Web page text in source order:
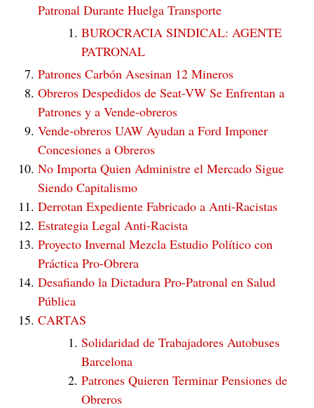
Patronal Durante Huelga Transporte
BUROCRACIA SINDICAL: AGENTE
PATRONAL
Patrones Carbón Asesinan 12 Mineros
Obreros Despedidos de Seat-VW Se Enfrentan a
Patrones y a Vende-obreros
Vende-obreros UAW Ayudan a Ford Imponer
Concesiones a Obreros
No Importa Quien Administre el Mercado Sigue
Siendo Capitalismo
Derrotan Expediente Fabricado a Anti-Racistas
Estrategia Legal Anti-Racista
Proyecto Invernal Mezcla Estudio Político con
Práctica Pro-Obrera
Desafiando la Dictadura Pro-Patronal en Salud
Pública
CARTAS
Solidaridad de Trabajadores Autobuses
Barcelona
Patrones Quieren Terminar Pensiones de
Obreros